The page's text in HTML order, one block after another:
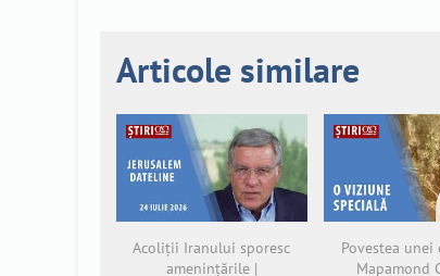
Articole similare
Acoliții Iranului sporesc
amenințările |
Povestea unei
Mapamond